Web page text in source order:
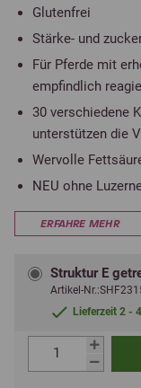
Glutenfrei
Stärke- und
Für Pferde mit
empfindlich
30 verschiedene
unterstützen die
Wervolle
NEU ohne
ERFAHRE MEHR
Struktur E
Artikel-
Lieferzeit 2 -